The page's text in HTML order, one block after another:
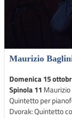
Maurizio
Domenica 15
Spinola 11
Quintetto per
Dvorak: Quintetto